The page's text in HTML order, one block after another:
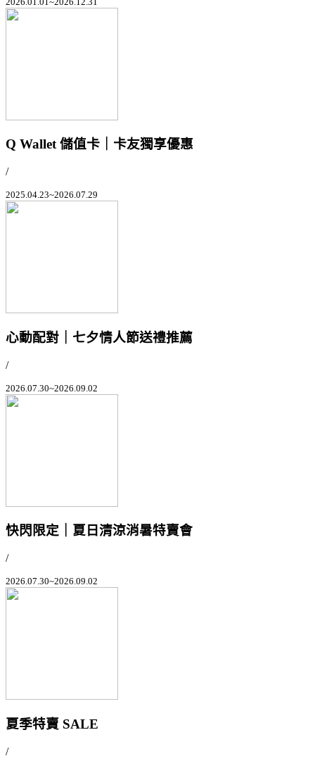
Q Wallet 儲值卡｜卡友獨享優惠
/
2025.04.23~2026.07.29
心動配對｜七夕情人節送禮推薦
/
2026.07.30~2026.09.02
快閃限定｜夏日清涼消暑特賣會
/
2026.07.30~2026.09.02
夏季特賣 SALE
/